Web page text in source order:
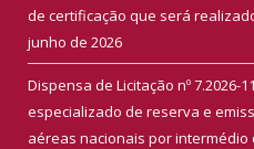
de certificação que será
junho de 2026
Dispensa de Licitação nº 7.2026-
especializado de reserva e
aéreas nacionais por intermédio